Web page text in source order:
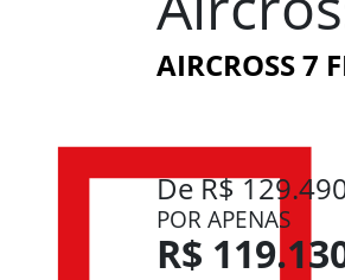
AIRCROSS 7
De R$
POR APENAS
R$